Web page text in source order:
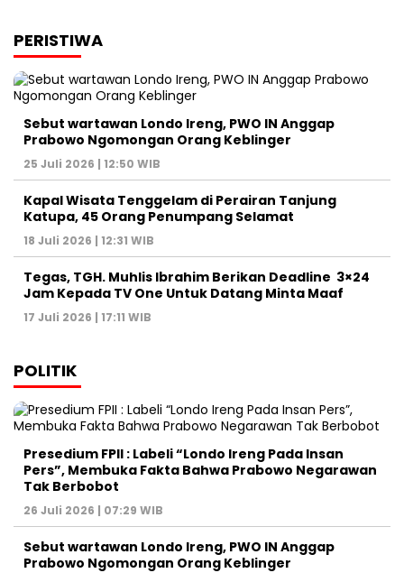
PERISTIWA
Sebut wartawan Londo Ireng, PWO IN Anggap
Prabowo Ngomongan Orang Keblinger
25 Juli 2026 | 12:50 WIB
Kapal Wisata Tenggelam di Perairan Tanjung
Katupa, 45 Orang Penumpang Selamat
18 Juli 2026 | 12:31 WIB
Tegas, TGH. Muhlis Ibrahim Berikan Deadline 3×24
Jam Kepada TV One Untuk Datang Minta Maaf
17 Juli 2026 | 17:11 WIB
POLITIK
Presedium FPII : Labeli “Londo Ireng Pada Insan
Pers”, Membuka Fakta Bahwa Prabowo Negarawan
Tak Berbobot
26 Juli 2026 | 07:29 WIB
Sebut wartawan Londo Ireng, PWO IN Anggap
Prabowo Ngomongan Orang Keblinger